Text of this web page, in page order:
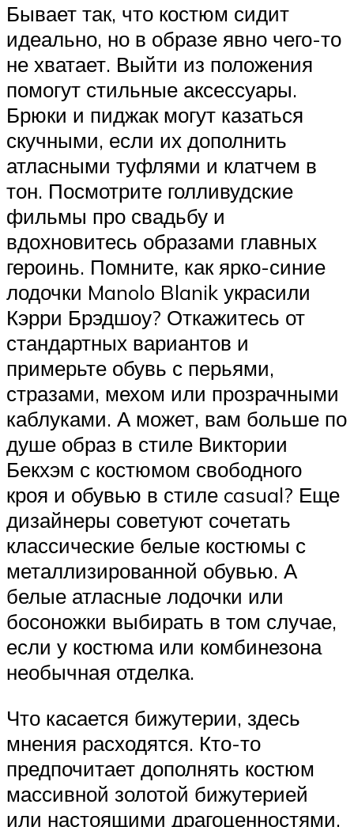
Бывает так, что костюм сидит
идеально, но в образе явно чего-то
не хватает. Выйти из положения
помогут стильные аксессуары.
Брюки и пиджак могут казаться
скучными, если их дополнить
атласными туфлями и клатчем в
тон. Посмотрите голливудские
фильмы про свадьбу и
вдохновитесь образами главных
героинь. Помните, как ярко-синие
лодочки Manolo Blanik украсили
Кэрри Брэдшоу? Откажитесь от
стандартных вариантов и
примерьте обувь с перьями,
стразами, мехом или прозрачными
каблуками. А может, вам больше по
душе образ в стиле Виктории
Бекхэм с костюмом свободного
кроя и обувью в стиле casual? Еще
дизайнеры советуют сочетать
классические белые костюмы с
металлизированной обувью. А
белые атласные лодочки или
босоножки выбирать в том случае,
если у костюма или комбинезона
необычная отделка.
Что касается бижутерии, здесь
мнения расходятся. Кто-то
предпочитает дополнять костюм
массивной золотой бижутерией
или настоящими драгоценностями,